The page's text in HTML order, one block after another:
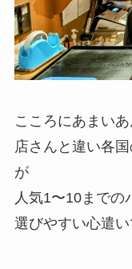
こころにあまい
店さんと違い各
が
人気1〜10までの
選びやすい心遣い